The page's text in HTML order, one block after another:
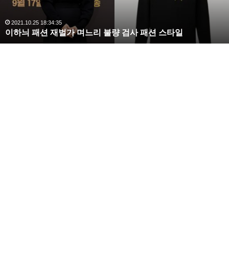
완
벽
한
2020.10.03 10:59:30
복수해라 김사랑, 완벽한 S라인 몸매 시선 압도